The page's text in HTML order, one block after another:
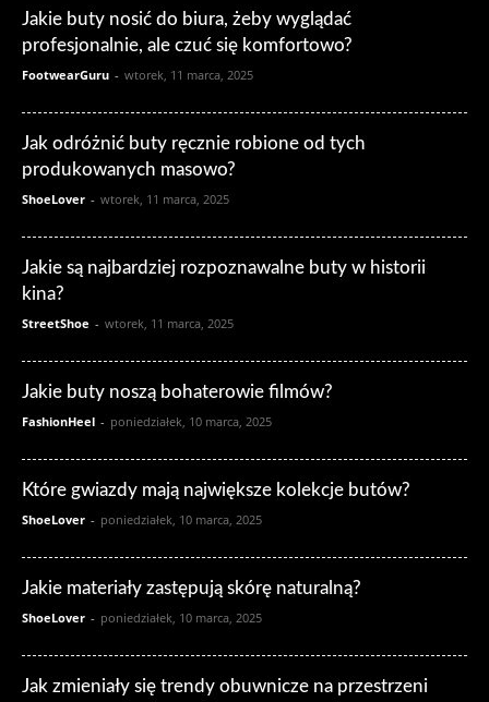
Jakie buty nosić do biura, żeby wyglądać
profesjonalnie, ale czuć się komfortowo?
FootwearGuru - wtorek, 11 marca, 2025
Jak odróżnić buty ręcznie robione od tych
produkowanych masowo?
ShoeLover - wtorek, 11 marca, 2025
Jakie są najbardziej rozpoznawalne buty w historii
kina?
StreetShoe - wtorek, 11 marca, 2025
Jakie buty noszą bohaterowie filmów?
FashionHeel - poniedziałek, 10 marca, 2025
Które gwiazdy mają największe kolekcje butów?
ShoeLover - poniedziałek, 10 marca, 2025
Jakie materiały zastępują skórę naturalną?
ShoeLover - poniedziałek, 10 marca, 2025
Jak zmieniały się trendy obuwnicze na przestrzeni